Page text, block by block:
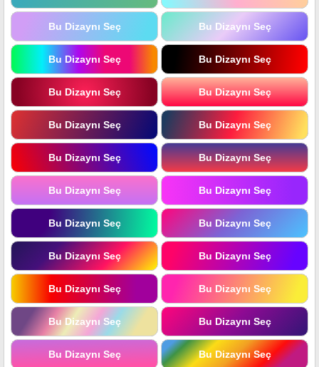
Bu Dizaynı Seç Bu Dizaynı Seç
Bu Dizaynı Seç Bu Dizaynı Seç
Bu Dizaynı Seç Bu Dizaynı Seç
Bu Dizaynı Seç Bu Dizaynı Seç
Bu Dizaynı Seç Bu Dizaynı Seç
Bu Dizaynı Seç Bu Dizaynı Seç
Bu Dizaynı Seç Bu Dizaynı Seç
Bu Dizaynı Seç Bu Dizaynı Seç
Bu Dizaynı Seç Bu Dizaynı Seç
Bu Dizaynı Seç Bu Dizaynı Seç
Bu Dizaynı Seç Bu Dizaynı Seç